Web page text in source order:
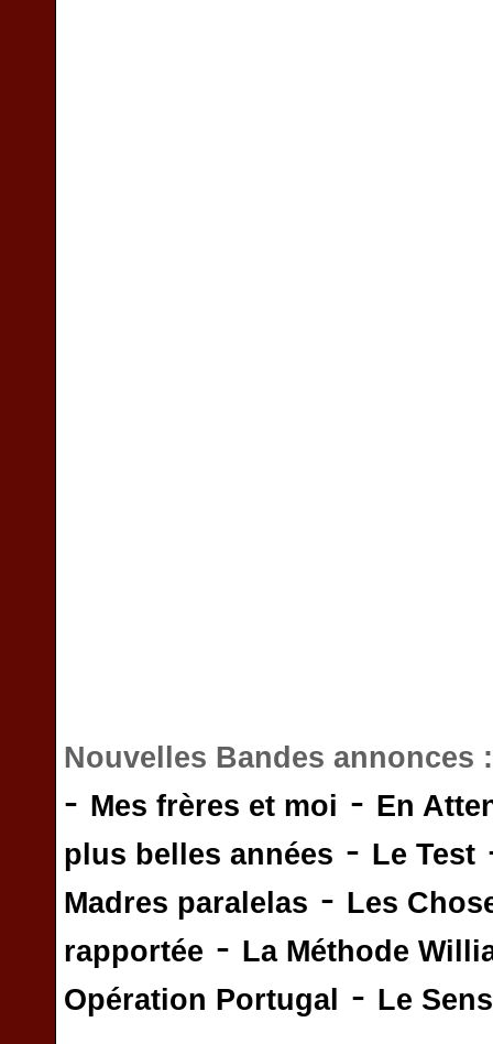
Nouvelles Bandes annonces
- Mes frères et moi - En
plus belles années - Le Test
Madres paralelas - Les
rapportée - La Méthode
Opération Portugal
- Le